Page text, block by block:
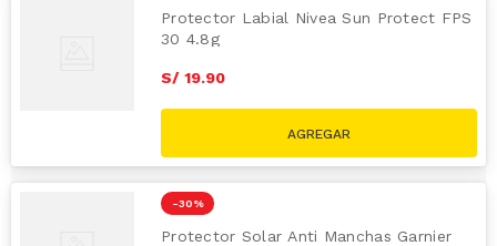
Protector Labial Nivea Sun Protect FPS
30 4.8g
S/ 19.90
-30 %
Protector Solar Anti Manchas Garnier